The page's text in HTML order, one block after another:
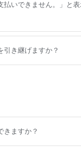
払いできません。」と
引き継げますか？
きますか？